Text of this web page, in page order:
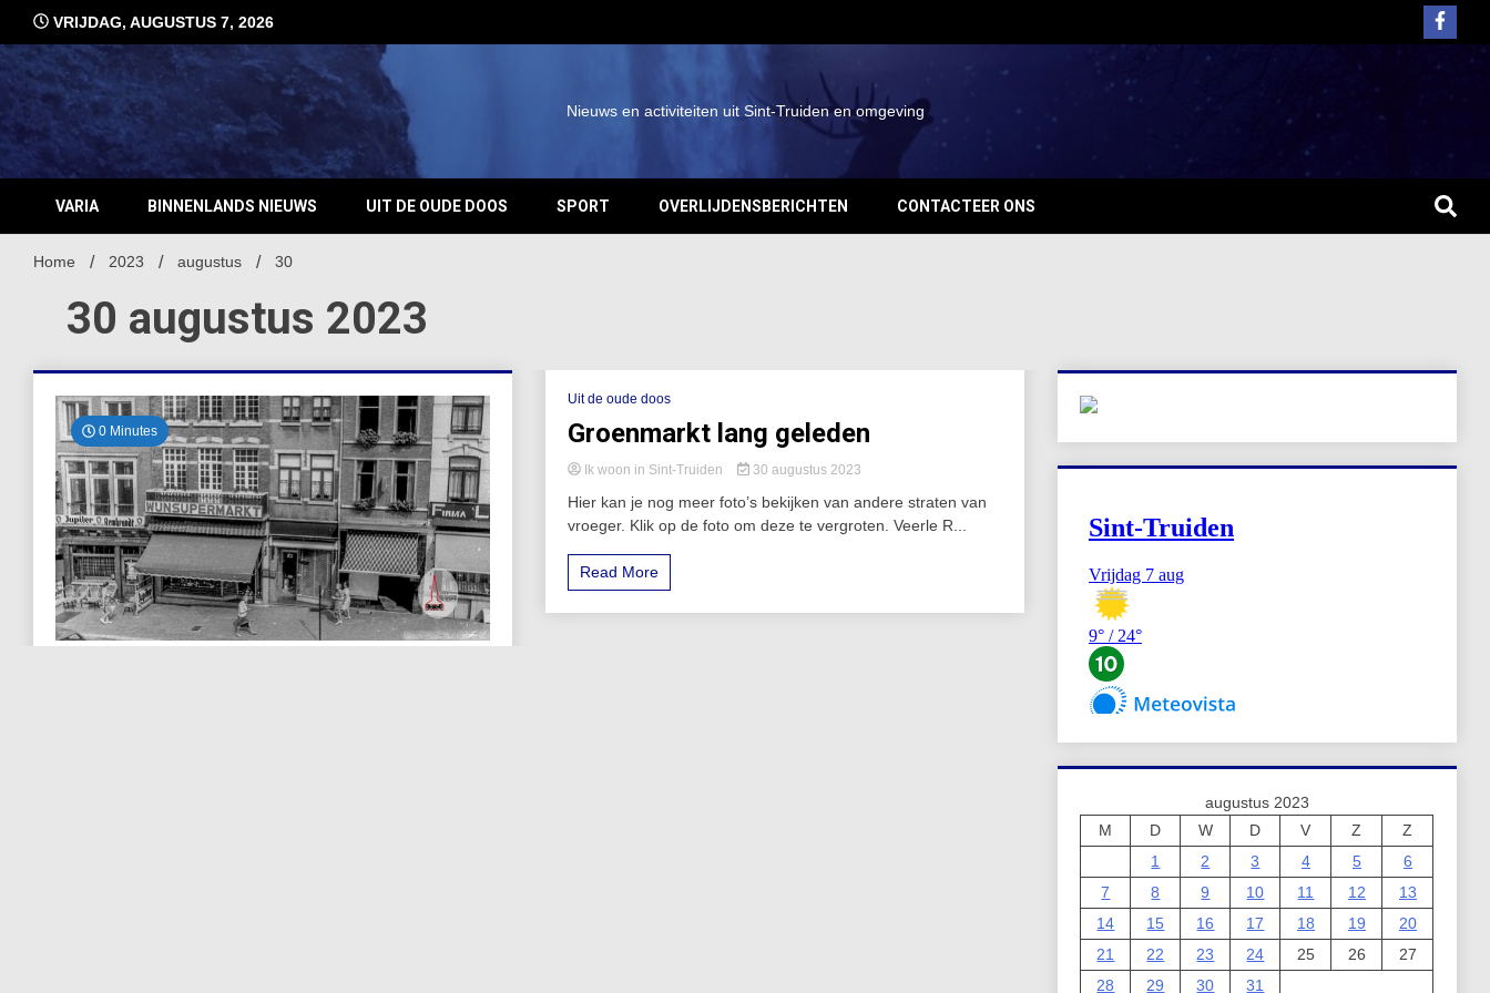
inhoud
VRIJDAG, AUGUSTUS 7, 2026
Nieuws en activiteiten uit Sint-Truiden en omgeving
VARIA BINNENLANDS NIEUWS UIT DE OUDE DOOS SPORT OVERLIJDENSBERICHTEN CONTACTEER ONS
Home 2023 augustus 30
30 augustus 2023
0 Minutes
Uit de oude doos
Groenmarkt lang geleden
Ik woon in Sint-Truiden 30 augustus 2023
Hier kan je nog meer foto’s bekijken van andere straten van
vroeger. Klik op de foto om deze te vergroten. Veerle R...
Read More
augustus 2023
M
D W D V Z
Z
1
2 3 4 5
6
7
8 9 10 11 12
13
14
15 16 17 18 19
20
21
22 23 24 25 26
27
28
29 30 31